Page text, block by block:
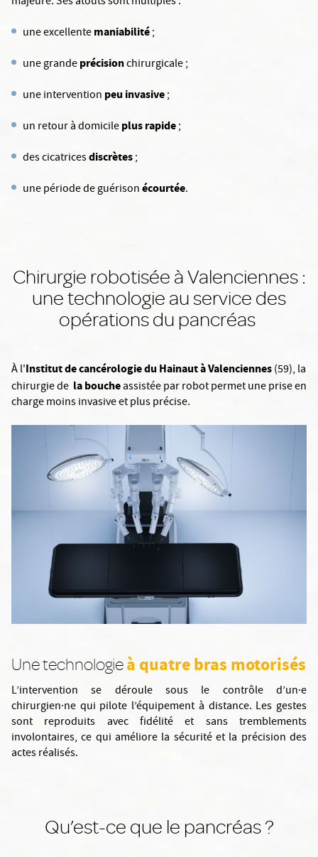
une excellentemaniabilité;
une grandeprécisionchirurgicale ;
une intervention peu invasive;
un retour à domicileplus rapide;
des cicatricesdiscrètes;
une période de guérisonécourtée.
Chirurgie robotisée à Valenciennes :
une technologie au service des
opérations du pancréas
À l'Institut de cancérologie du Hainaut à Valenciennes(59), la
chirurgie de la boucheassistée par robot permet une prise en
charge moins invasive et plus précise.
Une technologieà quatre bras motorisés
L’intervention se déroule sous le contrôle d’un·e
chirurgien·ne qui pilote l’équipement à distance. Les gestes
sont reproduits avec fidélité et sans tremblements
involontaires, ce qui améliore la sécurité et la précision des
actes réalisés.
Qu’est-ce que le pancréas ?